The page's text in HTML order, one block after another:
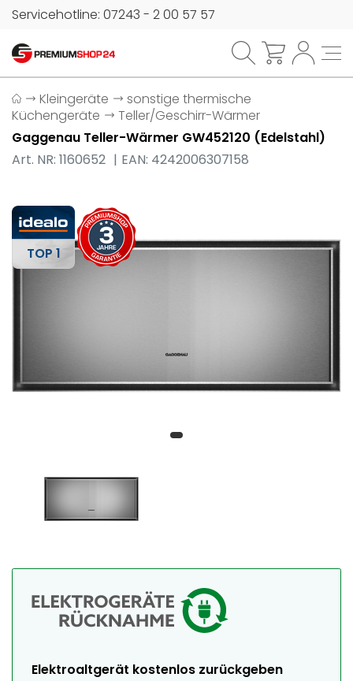
Servicehotline: 07243 - 2 00 57 57
Kleingeräte
sonstige thermische
Küchengeräte
Teller/Geschirr-Wärmer
Gaggenau Teller-Wärmer GW452120 (Edelstahl)
Art. NR: 1160652
EAN: 4242006307158
TOP 1
Elektroaltgerät kostenlos zurückgeben